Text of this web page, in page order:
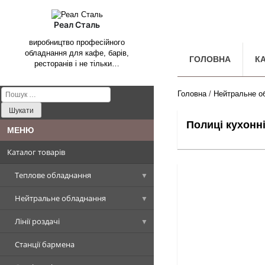
Реал Сталь
виробництво професійного
обладнання для кафе, барів,
ресторанів і не тільки…
Пошук:
Каталог товарів
Теплове обладнання
Котли харчоварильні
Котел харчоварильний
Плити промислові
Плити стандарт
Сковороди промислові
Нейтральне обладнання
Столи, Стіл-ванни, Стіл-тумби
Столи виробничі
Стелажі виробничі
Лінії роздачі
Вітрини холодильні
Станції бармена
ГОЛОВНА
Головна/ Нейтральне
Полиці кухонні